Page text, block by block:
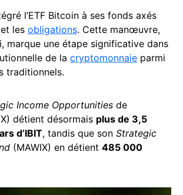
l’ETF Bitcoin à ses fonds axés
les obligations. Cette manœuvre,
marque une étape significative dans
de la cryptomonnaie parmi
traditionnels.
Income Opportunities de
détient désormais plus de 3,5
d’IBIT, tandis que son Strategic
(MAWIX) en détient 485 000